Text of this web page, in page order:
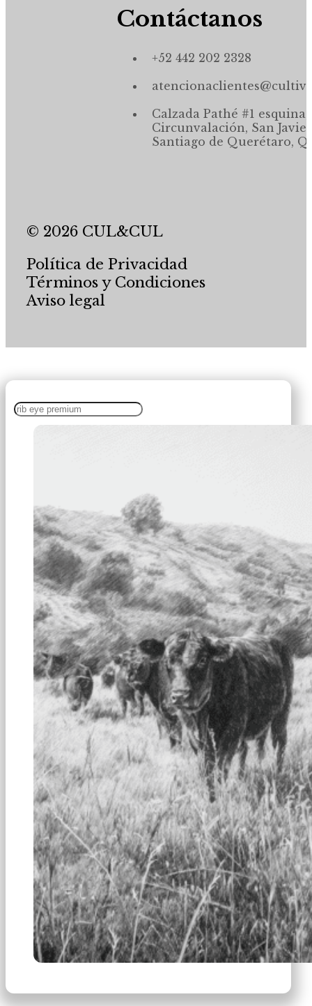
Contáctanos
+52 442 202 2328
Calzada Pathé #1 esquina,
Circunvalación, San
Santiago de Querétaro,
© 2026 CUL&CUL
Política de Privacidad
Términos y Condiciones
Aviso legal